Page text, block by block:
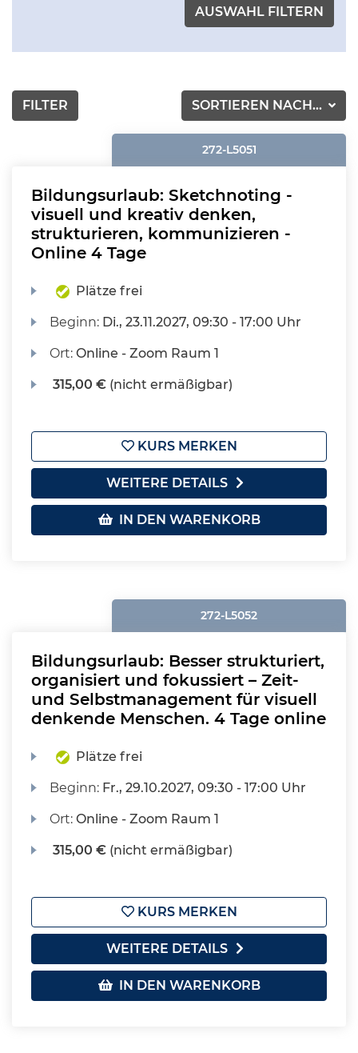
SORTIEREN NACH...
FILTER
272-L5051
Bildungsurlaub: Sketchnoting -
visuell und kreativ denken,
strukturieren, kommunizieren -
Online 4 Tage
Plätze frei
Beginn: Di., 23.11.2027, 09:30 - 17:00 Uhr
Ort:Online - Zoom Raum 1
315,00 € (nicht ermäßigbar)
KURS MERKEN
WEITERE DETAILS
IN DEN WARENKORB
272-L5052
Bildungsurlaub: Besser strukturiert,
organisiert und fokussiert – Zeit-
und Selbstmanagement für visuell
denkende Menschen. 4 Tage online
Plätze frei
Beginn: Fr., 29.10.2027, 09:30 - 17:00 Uhr
Ort:Online - Zoom Raum 1
315,00 € (nicht ermäßigbar)
KURS MERKEN
WEITERE DETAILS
IN DEN WARENKORB